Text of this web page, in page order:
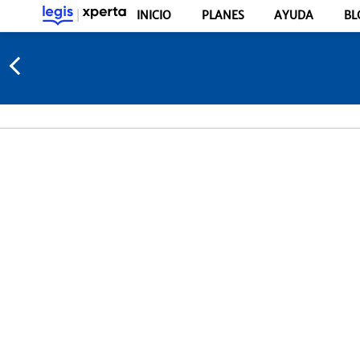
INICIO PLANES AYUDA